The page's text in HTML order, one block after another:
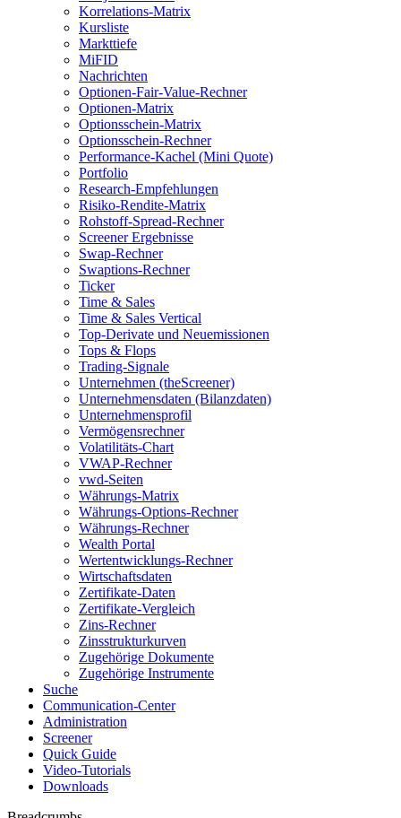
Korrelations-Matrix
Kursliste
Markttiefe
MiFID
Nachrichten
Optionen-Fair-Value-Rechner
Optionen-Matrix
Optionsschein-Matrix
Optionsschein-Rechner
Performance-Kachel (Mini Quote)
Portfolio
Research-Empfehlungen
Risiko-Rendite-Matrix
Rohstoff-Spread-Rechner
Screener Ergebnisse
Swap-Rechner
Swaptions-Rechner
Ticker
Time & Sales
Time & Sales Vertical
Top-Derivate und Neuemissionen
Tops & Flops
Trading-Signale
Unternehmen (theScreener)
Unternehmensdaten (Bilanzdaten)
Unternehmensprofil
Vermögensrechner
Volatilitäts-Chart
VWAP-Rechner
vwd-Seiten
Währungs-Matrix
Währungs-Options-Rechner
Währungs-Rechner
Wealth Portal
Wertentwicklungs-Rechner
Wirtschaftsdaten
Zertifikate-Daten
Zertifikate-Vergleich
Zins-Rechner
Zinsstrukturkurven
Zugehörige Dokumente
Zugehörige Instrumente
Suche
Communication-Center
Administration
Screener
Quick Guide
Video-Tutorials
Downloads